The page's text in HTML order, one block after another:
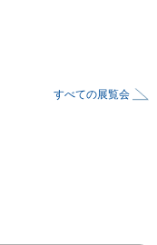
すべての展覧会